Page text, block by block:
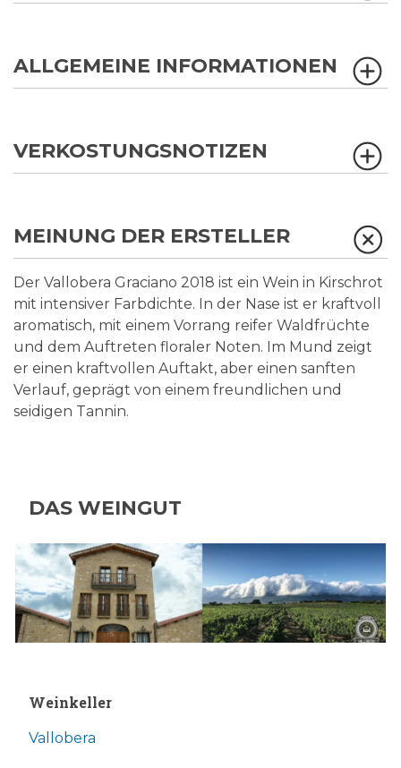
ALLGEMEINE INFORMATIONEN
VERKOSTUNGSNOTIZEN
MEINUNG DER ERSTELLER
Der Vallobera Graciano 2018 ist ein Wein in Kirschrot
mit intensiver Farbdichte. In der Nase ist er kraftvoll
aromatisch, mit einem Vorrang reifer Waldfrüchte
und dem Auftreten floraler Noten. Im Mund zeigt
er einen kraftvollen Auftakt, aber einen sanften
Verlauf, geprägt von einem freundlichen und
seidigen Tannin.
DAS WEINGUT
Weinkeller
Vallobera